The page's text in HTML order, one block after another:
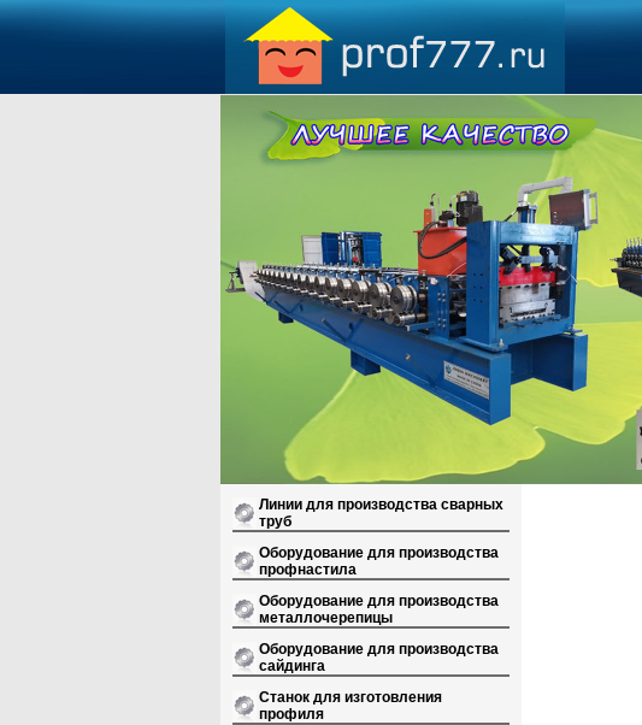
Линии для производства сварных
труб
Оборудование для производства
профнастила
Оборудование для производства
металлочерепицы
Оборудование для производства
сайдинга
Станок для изготовления
профиля